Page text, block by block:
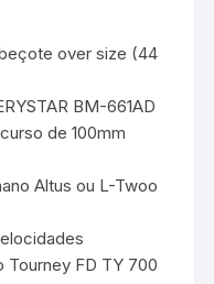
over size (44
BM-661AD 
de 100mm
Altus ou L-Twoo
Tourney FD TY 700